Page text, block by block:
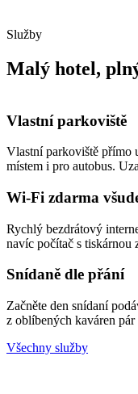
Služby
Malý hotel,
Vlastní parkoviště
Vlastní parkoviště
místem i pro autobus.
Wi-Fi zdarma
Rychlý bezdrátový
navíc počítač s tiskárnou
Snídaně dle přání
Začněte den snídaní
z oblíbených kaváren
Všechny služby